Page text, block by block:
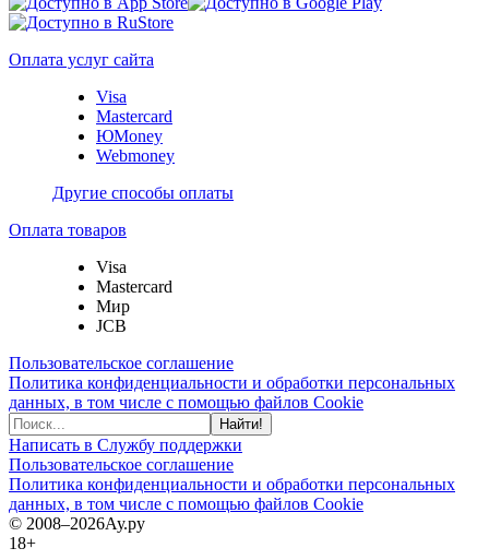
Оплата услуг сайта
Visa
Mastercard
ЮMoney
Webmoney
Другие способы оплаты
Оплата товаров
Visa
Mastercard
Мир
JCB
Пользовательское соглашение
Политика конфиденциальности и обработки персональных
данных, в том числе с помощью файлов Cookie
Найти!
Написать в Службу поддержки
Пользовательское соглашение
Политика конфиденциальности и обработки персональных
данных, в том числе с помощью файлов Cookie
© 2008–2026Ау.ру
18+